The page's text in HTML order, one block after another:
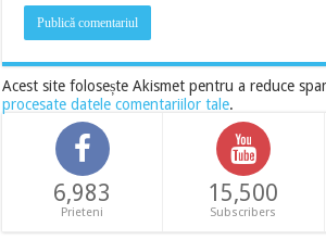
Acest site folosește Akismet pentru a reduce
procesate datele comentariilor tale.
6,983
Prieteni
15,500
Subscribers